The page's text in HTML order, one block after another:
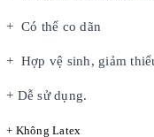
+ Có thể co dãn
+ Hợp vệ sinh, giảm
+ Dễ sử dụng.
+ Không Latex